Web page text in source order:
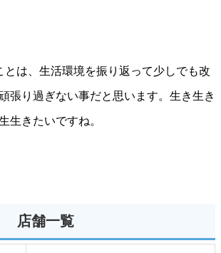
とは、生活環境を振り返って少しでも改
張り過ぎない事だと思います。生き生き
生きたいですね。
店舗一覧